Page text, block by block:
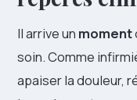
Il arrive un moment
soin. Comme
apaiser la douleur,